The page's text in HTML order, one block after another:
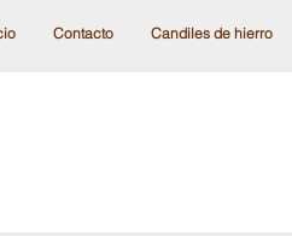
Contacto Candiles de hierro